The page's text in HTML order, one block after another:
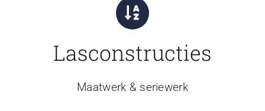
Lasconstructies
Maatwerk & seriewerk